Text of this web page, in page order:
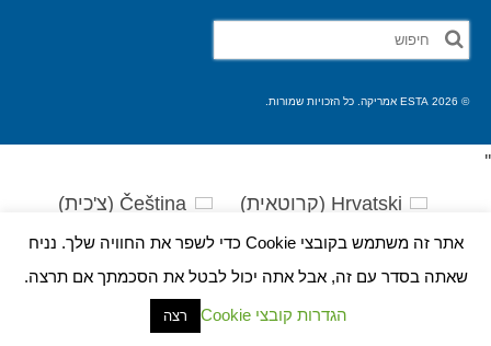
חפש
את:
© 2026 ESTA אמריקה. כל הזכויות שמורות.
אתר זה משתמש בקובצי Cookie כדי לשפר את החוויה שלך. נניח
שאתה בסדר עם זה, אבל אתה יכול לבטל את הסכמתך אם תרצה.
הגדרות קובצי Cookie רצה
'
'
Hrvatski
(קרוטאית)
Čeština
(צ'כית)
Dansk
(דנית )
Nederlands
(הולנדית )
English
(אנגלית )
Eesti
(אסטונית )
Suomi
(פינית)
Français
Ελληνικά